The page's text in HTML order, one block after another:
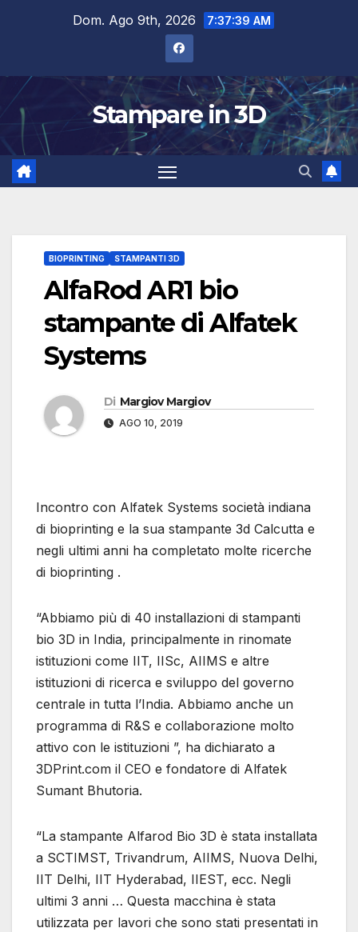
Dom. Ago 9th, 2026 7:37:40 AM
Stampare in 3D
BIOPRINTING STAMPANTI 3D
AlfaRod AR1 bio
stampante di Alfatek
Systems
Di Margiov Margiov
AGO 10, 2019
Incontro con Alfatek Systems società indiana
di bioprinting e la sua stampante 3d Calcutta e
negli ultimi anni ha completato molte ricerche
di bioprinting .
“Abbiamo più di 40 installazioni di stampanti
bio 3D in India, principalmente in rinomate
istituzioni come IIT, IISc, AIIMS e altre
istituzioni di ricerca e sviluppo del governo
centrale in tutta l’India. Abbiamo anche un
programma di R&S e collaborazione molto
attivo con le istituzioni ”, ha dichiarato a
3DPrint.com il CEO e fondatore di Alfatek
Sumant Bhutoria.
“La stampante Alfarod Bio 3D è stata installata
a SCTIMST, Trivandrum, AIIMS, Nuova Delhi,
IIT Delhi, IIT Hyderabad, IIEST, ecc. Negli
ultimi 3 anni … Questa macchina è stata
utilizzata per lavori che sono stati presentati in